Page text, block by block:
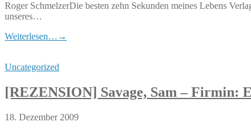
Roger SchmelzerDie besten zehn Sekunden meines Lebens
unseres…
Weiterlesen… →
Uncategorized
[REZENSION] Savage, Sam – Firmin:
18. Dezember 2009